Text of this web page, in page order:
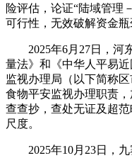
险评估，论证“陆域管理
可行性，无效破解资金瓶
2025年6月27日，河
量法》和《中华人平易
监视办理局（以下简称
食物平安监视办理职责
查查抄，查处无证及超
尺度。
2025年10月23日，九